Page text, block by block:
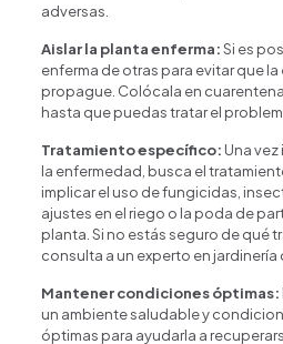
adversas.
Aislar la planta enferma:Si es
enferma de otras para evitar que
propague. Colócala en
hasta que puedas tratar el
Tratamiento específico: Una
la enfermedad, busca el
implicar el uso de fungicidas,
ajustes en el riego o la poda de
planta. Si no estás seguro de qué
consulta a un experto en jardinería
Mantener condiciones óptimas:
un ambiente saludable y
óptimas para ayudarla a